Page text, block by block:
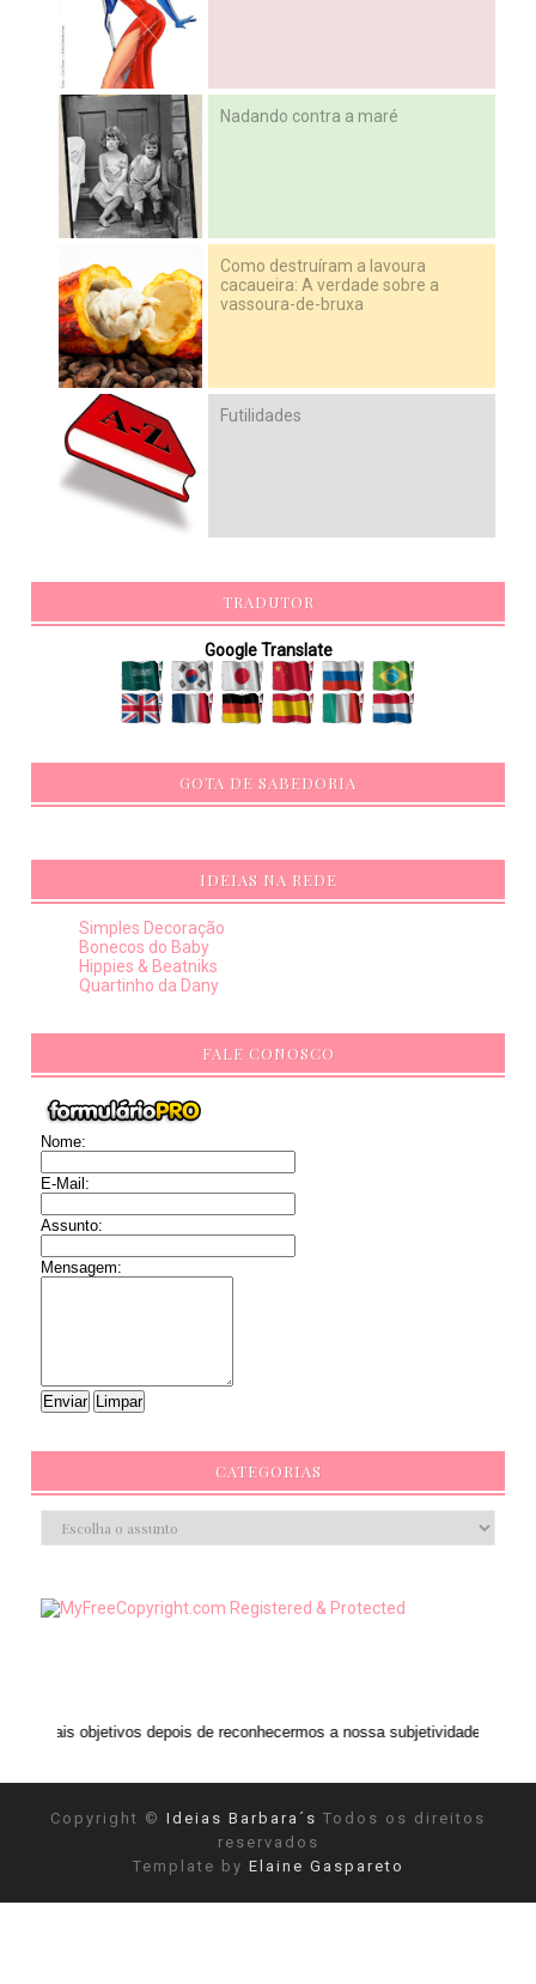
Nadando contra a maré
Como destruíram a lavoura
cacaueira: A verdade sobre a
vassoura-de-bruxa
Futilidades
TRADUTOR
Google Translate
GOTA DE SABEDORIA
IDEIAS NA REDE
Simples Decoração
Bonecos do Baby
Hippies & Beatniks
Quartinho da Dany
FALE CONOSCO
Nome:
E-Mail:
Assunto:
Mensagem:
CATEGORIAS
depois de reconhecermos a nossa subjetividade." ANAIS NIN
Copyright © Ideias Barbara´s Todos os direitos
reservados
Template by Elaine Gaspareto